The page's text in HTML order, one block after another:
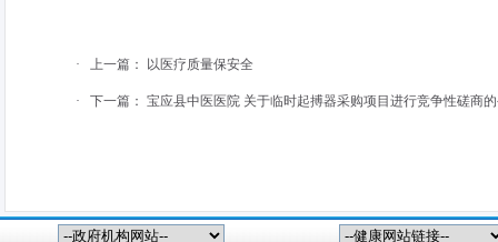
· 上一篇： 以医疗质量保安全
· 下一篇： 宝应县中医医院 关于临时起搏器采购项目进行竞争性磋商